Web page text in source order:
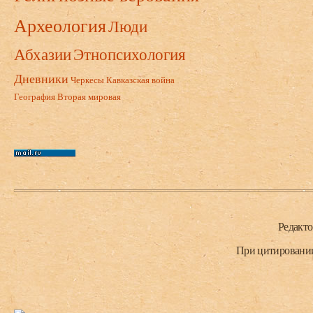
АрхеологияЛюди
АбхазииЭтнопсихология
Дневники ЧеркесыКавказская война
ГеографияВторая мировая
Нижний колонтитул
При